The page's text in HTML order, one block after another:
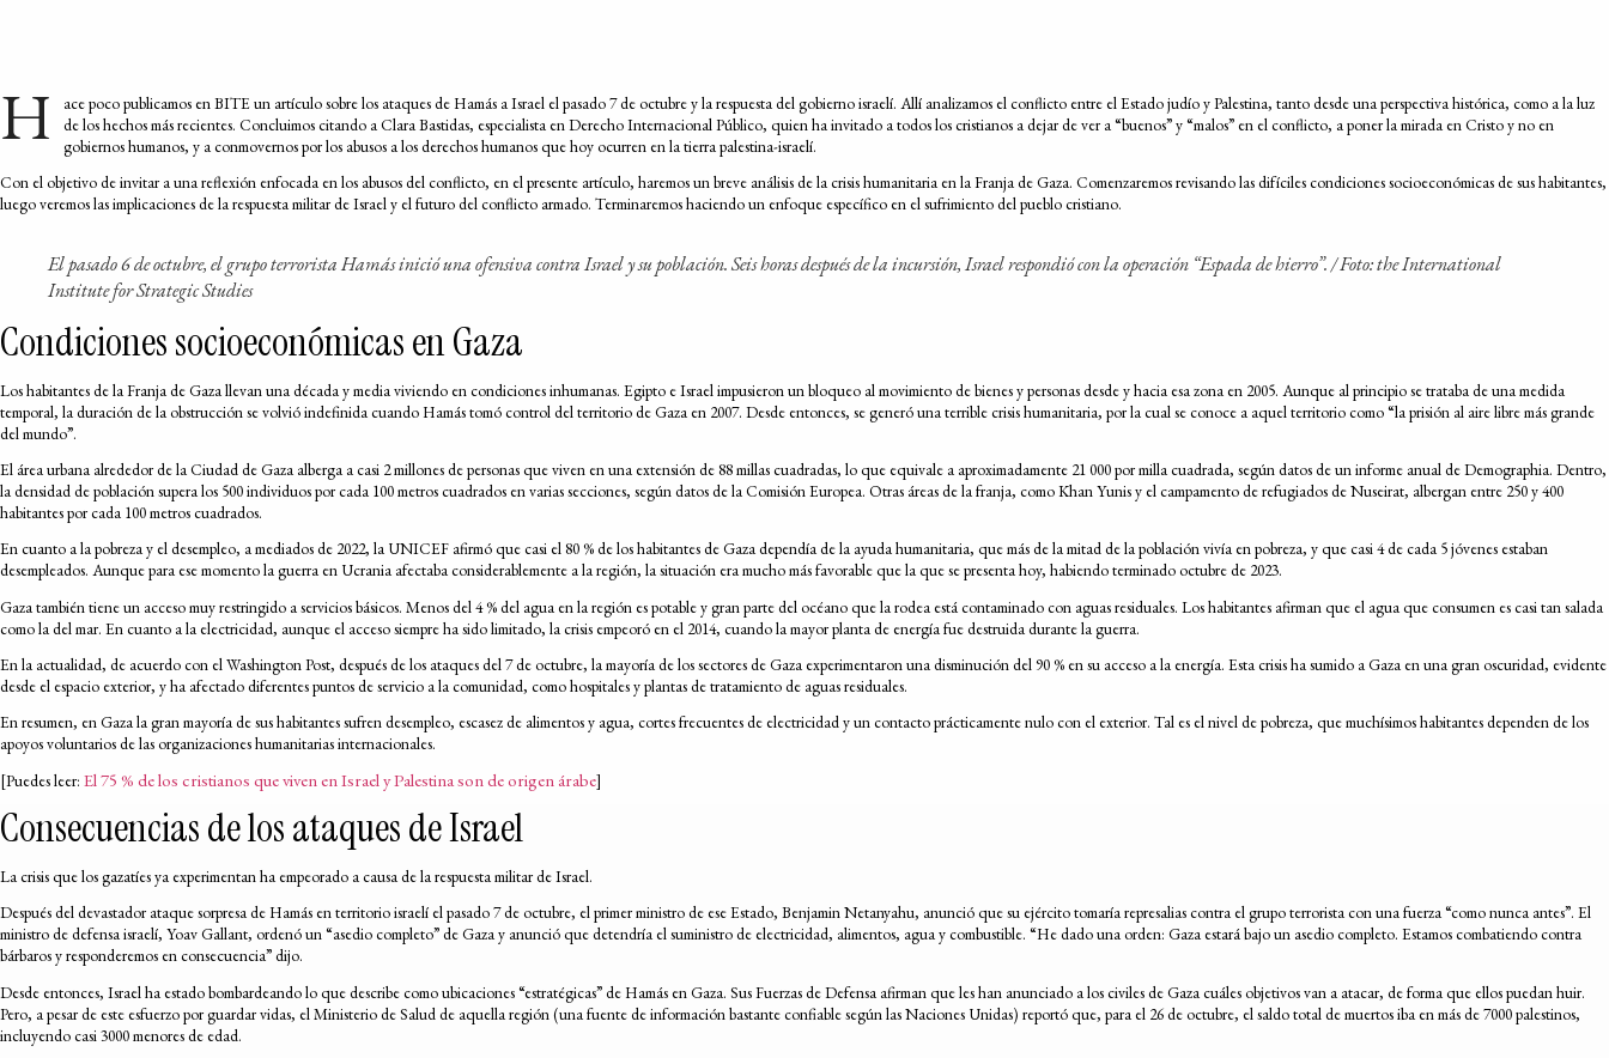
H
ace poco publicamos en BITE un artículo sobre los ataques de Hamás a Israel el pasado 7 de octubre y la respuesta del gobierno israelí. Allí analizamos el conflicto entre el Estado judío y Palestina, tanto desde una perspectiva histórica, como a la luz
de los hechos más recientes. Concluimos citando a Clara Bastidas, especialista en Derecho Internacional Público, quien ha invitado a todos los cristianos a dejar de ver a “buenos” y “malos” en el conflicto, a poner la mirada en Cristo y no en
gobiernos humanos, y a conmovernos por los abusos a los derechos humanos que hoy ocurren en la tierra palestina-israelí.
Con el objetivo de invitar a una reflexión enfocada en los abusos del conflicto, en el presente artículo, haremos un breve análisis de la crisis humanitaria en la Franja de Gaza. Comenzaremos revisando las difíciles condiciones socioeconómicas de sus habitantes,
luego veremos las implicaciones de la respuesta militar de Israel y el futuro del conflicto armado. Terminaremos haciendo un enfoque específico en el sufrimiento del pueblo cristiano.
El pasado 6 de octubre, el grupo terrorista Hamás inició una ofensiva contra Israel y su población. Seis horas después de la incursión, Israel respondió con la operación “Espada de hierro”. /Foto: the International
Institute for Strategic Studies
Condiciones socioeconómicas en Gaza
Los habitantes de la Franja de Gaza llevan una década y media viviendo en condiciones inhumanas. Egipto e Israel impusieron un bloqueo al movimiento de bienes y personas desde y hacia esa zona en 2005. Aunque al principio se trataba de una medida
temporal, la duración de la obstrucción se volvió indefinida cuando Hamás tomó control del territorio de Gaza en 2007. Desde entonces, se generó una terrible crisis humanitaria, por la cual se conoce a aquel territorio como “la prisión al aire libre más grande
del mundo”.
El área urbana alrededor de la Ciudad de Gaza alberga a casi 2 millones de personas que viven en una extensión de 88 millas cuadradas, lo que equivale a aproximadamente 21 000 por milla cuadrada, según datos de un informe anual de Demographia. Dentro,
la densidad de población supera los 500 individuos por cada 100 metros cuadrados en varias secciones, según datos de la Comisión Europea. Otras áreas de la franja, como Khan Yunis y el campamento de refugiados de Nuseirat, albergan entre 250 y 400
habitantes por cada 100 metros cuadrados.
En cuanto a la pobreza y el desempleo, a mediados de 2022, la UNICEF afirmó que casi el 80 % de los habitantes de Gaza dependía de la ayuda humanitaria, que más de la mitad de la población vivía en pobreza, y que casi 4 de cada 5 jóvenes estaban
desempleados. Aunque para ese momento la guerra en Ucrania afectaba considerablemente a la región, la situación era mucho más favorable que la que se presenta hoy, habiendo terminado octubre de 2023.
Gaza también tiene un acceso muy restringido a servicios básicos. Menos del 4 % del agua en la región es potable y gran parte del océano que la rodea está contaminado con aguas residuales. Los habitantes afirman que el agua que consumen es casi tan salada
como la del mar. En cuanto a la electricidad, aunque el acceso siempre ha sido limitado, la crisis empeoró en el 2014, cuando la mayor planta de energía fue destruida durante la guerra.
En la actualidad, de acuerdo con el Washington Post, después de los ataques del 7 de octubre, la mayoría de los sectores de Gaza experimentaron una disminución del 90 % en su acceso a la energía. Esta crisis ha sumido a Gaza en una gran oscuridad, evidente
desde el espacio exterior, y ha afectado diferentes puntos de servicio a la comunidad, como hospitales y plantas de tratamiento de aguas residuales.
En resumen, en Gaza la gran mayoría de sus habitantes sufren desempleo, escasez de alimentos y agua, cortes frecuentes de electricidad y un contacto prácticamente nulo con el exterior. Tal es el nivel de pobreza, que muchísimos habitantes dependen de los
apoyos voluntarios de las organizaciones humanitarias internacionales.
[Puedes leer: El 75 % de los cristianos que viven en Israel y Palestina son de origen árabe]
Consecuencias de los ataques de Israel
La crisis que los gazatíes ya experimentan ha empeorado a causa de la respuesta militar de Israel.
Después del devastador ataque sorpresa de Hamás en territorio israelí el pasado 7 de octubre, el primer ministro de ese Estado, Benjamin Netanyahu, anunció que su ejército tomaría represalias contra el grupo terrorista con una fuerza “como nunca antes”. El
ministro de defensa israelí, Yoav Gallant, ordenó un “asedio completo” de Gaza y anunció que detendría el suministro de electricidad, alimentos, agua y combustible. “He dado una orden: Gaza estará bajo un asedio completo. Estamos combatiendo contra
bárbaros y responderemos en consecuencia” dijo.
Desde entonces, Israel ha estado bombardeando lo que describe como ubicaciones “estratégicas” de Hamás en Gaza. Sus Fuerzas de Defensa afirman que les han anunciado a los civiles de Gaza cuáles objetivos van a atacar, de forma que ellos puedan huir.
Pero, a pesar de este esfuerzo por guardar vidas, el Ministerio de Salud de aquella región (una fuente de información bastante confiable según las Naciones Unidas) reportó que, para el 26 de octubre, el saldo total de muertos iba en más de 7000 palestinos,
incluyendo casi 3000 menores de edad.